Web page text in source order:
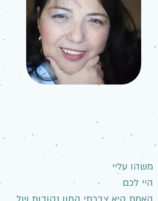
משהו עליי
היי לכם